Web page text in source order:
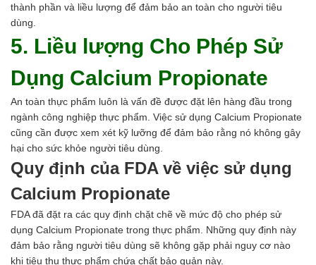
thành phần và liều lượng để đảm bảo an toàn cho người tiêu
dùng.
5. Liều lượng Cho Phép Sử
Dụng Calcium Propionate
An toàn thực phẩm luôn là vấn đề được đặt lên hàng đầu trong
ngành công nghiệp thực phẩm. Việc sử dụng Calcium Propionate
cũng cần được xem xét kỹ lưỡng để đảm bảo rằng nó không gây
hại cho sức khỏe người tiêu dùng.
Quy định của FDA về việc sử dụng
Calcium Propionate
FDA đã đặt ra các quy định chặt chẽ về mức độ cho phép sử
dụng Calcium Propionate trong thực phẩm. Những quy định này
đảm bảo rằng người tiêu dùng sẽ không gặp phải nguy cơ nào
khi tiêu thụ thực phẩm chứa chất bảo quản này.